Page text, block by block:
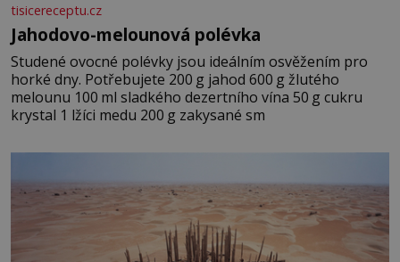
tisicereceptu.cz
Jahodovo-melounová polévka
Studené ovocné polévky jsou ideálním osvěžením pro
horké dny. Potřebujete 200 g jahod 600 g žlutého
melounu 100 ml sladkého dezertního vína 50 g cukru
krystal 1 lžíci medu 200 g zakysané sm